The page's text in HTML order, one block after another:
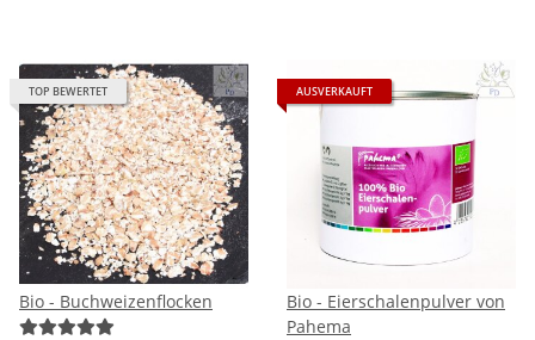
TOP BEWERTET
Bio - Buchweizenflocken
AUSVERKAUFT
Bio - Eierschalenpulver von
Pahema